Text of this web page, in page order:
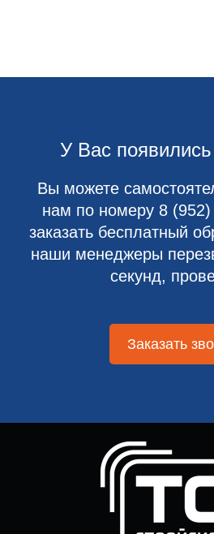
У Вас
Вы можете
нам по номеру 8
заказать бесплатный
наши менеджеры
секунд,
Заказать